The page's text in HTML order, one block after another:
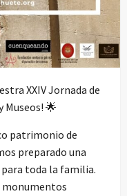
XXIV Jornada de
Museos! 🌟
patrimonio de
preparado una
toda la familia.
monumentos